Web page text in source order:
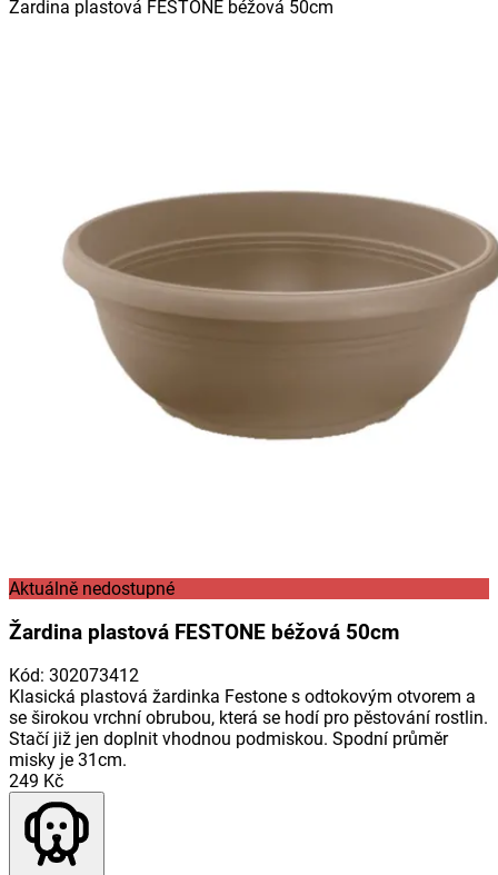
Žardina plastová FESTONE béžová 50cm
Aktuálně nedostupné
Žardina plastová FESTONE béžová 50cm
Kód: 302073412
Klasická plastová žardinka Festone s odtokovým otvorem a
se širokou vrchní obrubou, která se hodí pro pěstování rostlin.
Stačí již jen doplnit vhodnou podmiskou. Spodní průměr
misky je 31cm.
249 Kč